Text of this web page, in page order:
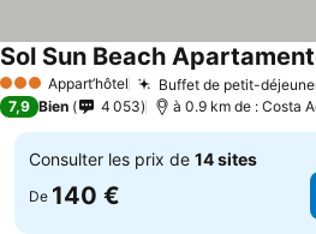
3 ÉtoilesAppart’hôtel Buffet de petit-
Sol Sun Beach
7,9 Bien 4 053 à 0.9 km de : Costa
Consulter les prix de 14 sites
De 140 €